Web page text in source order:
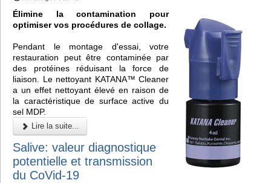
Élimine la contamination pour
optimiser vos procédures de collage.
Pendant le montage d'essai, votre
restauration peut être contaminée par
des protéines réduisant la force de
liaison. Le nettoyant KATANA™ Cleaner
a un effet nettoyant élevé en raison de
la caractéristique de surface active du
sel MDP.
Lire la suite...
Salive: valeur diagnostique
potentielle et transmission
du CoVid-19